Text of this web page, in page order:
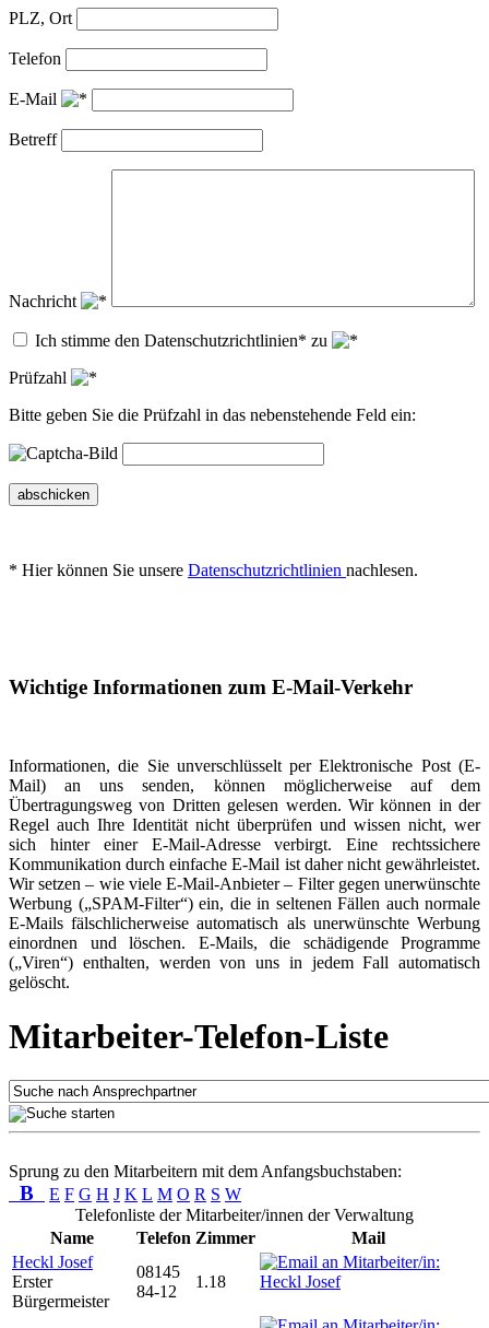
PLZ, Ort
Telefon
E-Mail
Betreff
Nachricht
Ich stimme den Datenschutzrichtlinien* zu
Prüfzahl
Bitte geben Sie die Prüfzahl in das nebenstehende Feld ein:
abschicken
* Hier können Sie unsere Datenschutzrichtlinien nachlesen.
Wichtige Informationen zum E-Mail-Verkehr
Informationen, die Sie unverschlüsselt per Elektronische Post (E-
Mail) an uns senden, können möglicherweise auf dem
Übertragungsweg von Dritten gelesen werden. Wir können in der
Regel auch Ihre Identität nicht überprüfen und wissen nicht, wer
sich hinter einer E-Mail-Adresse verbirgt. Eine rechtssichere
Kommunikation durch einfache E-Mail ist daher nicht gewährleistet.
Wir setzen – wie viele E-Mail-Anbieter – Filter gegen unerwünschte
Werbung („SPAM-Filter“) ein, die in seltenen Fällen auch normale
E-Mails fälschlicherweise automatisch als unerwünschte Werbung
einordnen und löschen. E-Mails, die schädigende Programme
(„Viren“) enthalten, werden von uns in jedem Fall automatisch
gelöscht.
Mitarbeiter-Telefon-Liste
Sprung zu den Mitarbeitern mit dem Anfangsbuchstaben:
B E F G H J K L M O R S W
Telefonliste der Mitarbeiter/innen der Verwaltung
Name
Telefon Zimmer
Mail
Heckl Josef
Erster
Bürgermeister
08145
84-12
1.18